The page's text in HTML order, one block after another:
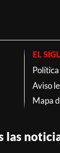
EL
Aviso
Mapa
las